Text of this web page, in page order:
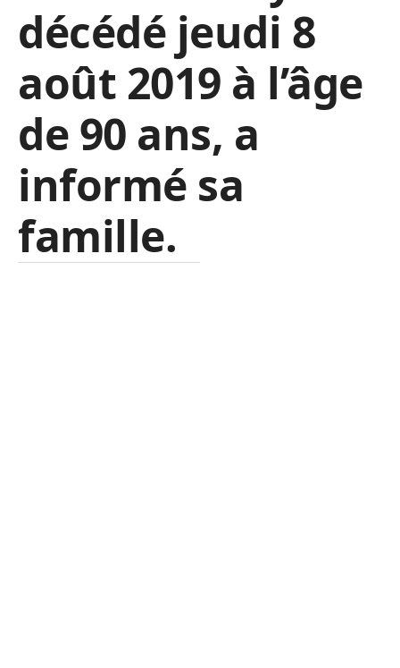
décédé jeudi 8
août 2019 à l’âge
de 90 ans, a
informé sa
famille.